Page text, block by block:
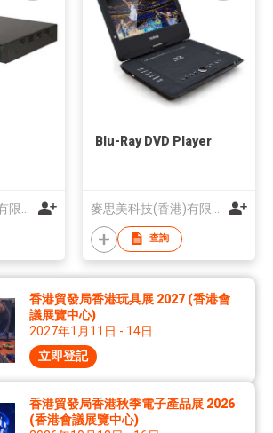
Blu-Ray DVD Player
查詢
香港貿發局香港玩具展 2027 (香港會
議展覽中心)
2027年1月11日 - 14日
立即登記
香港貿發局香港秋季電子產品展 2026
(香港會議展覽中心)